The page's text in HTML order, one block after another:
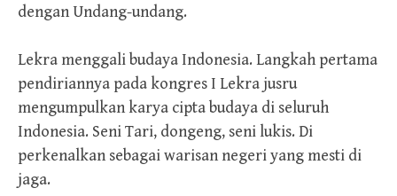
dengan Undang-undang.
Lekra menggali budaya Indonesia. Langkah pertama
pendiriannya pada kongres I Lekra jusru
mengumpulkan karya cipta budaya di seluruh
Indonesia. Seni Tari, dongeng, seni lukis. Di
perkenalkan sebagai warisan negeri yang mesti di
jaga.